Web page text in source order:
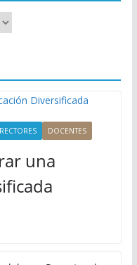
DOCENTES
una